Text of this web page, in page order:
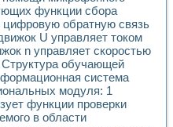
функции сбора
обратную связь
U управляет током
n управляет скоростью
Структура обучающей
система
модуля: 1
функции проверки
в области